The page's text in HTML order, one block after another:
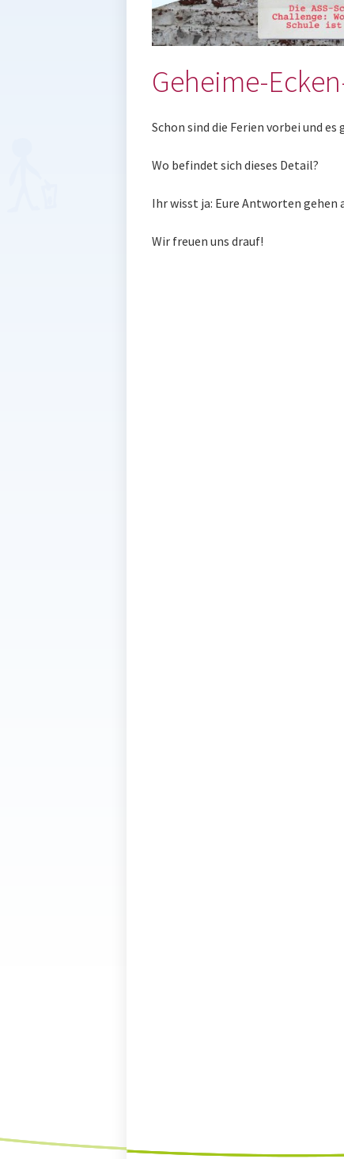
Geheime-
Schon sind die Ferien vorbei und
Wo befindet sich dieses Detail?
Ihr wisst ja: Eure Antworten gehen
Wir freuen uns drauf!